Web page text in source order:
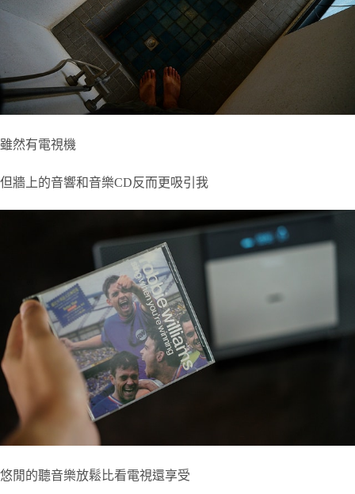
雖然有電視機
但牆上的音響和音樂CD反而更吸引我
悠閒的聽音樂放鬆比看電視還享受